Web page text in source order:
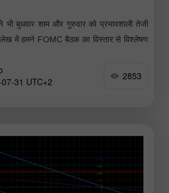
भी बुधवार शाम और गुरुवार को प्रभावशाली तेजी
में हमने FOMC बैठक का विस्तार से विश्लेषण
31 UTC+2
2853